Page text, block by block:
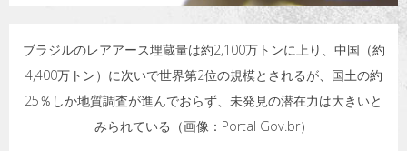
ブラジルのレアアース埋蔵量は約2,100万トンに上り、中国（約
4,400万トン）に次いで世界第2位の規模とされるが、国土の約
25％しか地質調査が進んでおらず、未発見の潜在力は大きいと
みられている（画像：Portal Gov.br）